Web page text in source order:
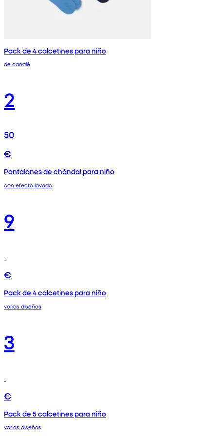
Pack de 4 calcetines para niño
de canalé
2
50
€
Pantalones de chándal para niño
con efecto lavado
9
€
Pack de 4 calcetines para niño
varios diseños
3
€
Pack de 5 calcetines para niño
varios diseños